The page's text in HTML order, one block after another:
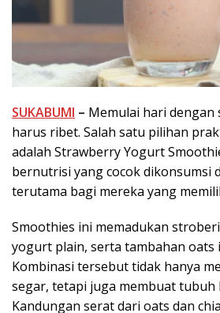
SUKABUMI – Memulai hari
harus ribet. Salah satu pilihan
adalah Strawberry Yogurt
bernutrisi yang cocok dikonsumsi
terutama bagi mereka yang
Smoothies ini memadukan
yogurt plain, serta tambahan oats
Kombinasi tersebut tidak hanya
segar, tetapi juga membuat tubuh
Kandungan serat dari oats dan